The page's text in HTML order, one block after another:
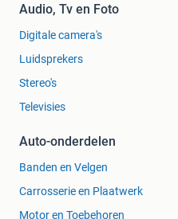
Audio, Tv en Foto
Digitale camera's
Luidsprekers
Stereo's
Televisies
Auto-onderdelen
Banden en Velgen
Carrosserie en Plaatwerk
Motor en Toebehoren